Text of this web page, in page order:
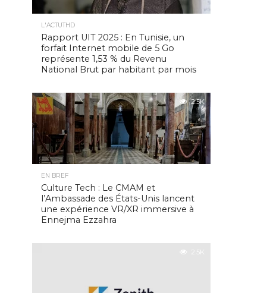
L'ACTUTHD
Rapport UIT 2025 : En Tunisie, un
forfait Internet mobile de 5 Go
représente 1,53 % du Revenu
National Brut par habitant par mois
2.5K
EN BREF
Culture Tech : Le CMAM et
l’Ambassade des États-Unis lancent
une expérience VR/XR immersive à
Ennejma Ezzahra
2.5K